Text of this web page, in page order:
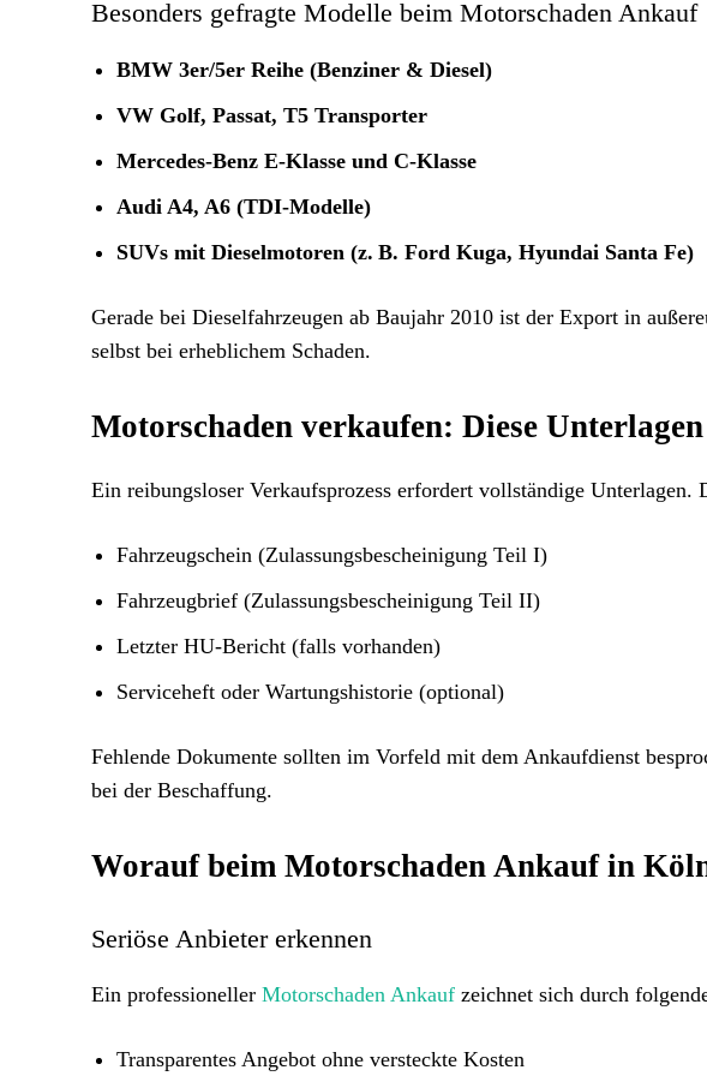
Besonders gefragte Modelle beim Motorschaden Ankauf
BMW 3er/5er Reihe (Benziner & Diesel)
VW Golf, Passat, T5 Transporter
Mercedes-Benz E-Klasse und C-Klasse
Audi A4, A6 (TDI-Modelle)
SUVs mit Dieselmotoren (z. B. Ford Kuga, Hyundai Santa Fe)
Gerade bei Dieselfahrzeugen ab Baujahr 2010 ist der Export in
selbst bei erheblichem Schaden.
Motorschaden verkaufen: Diese
Ein reibungsloser Verkaufsprozess erfordert vollständige Unterlagen.
Fahrzeugschein (Zulassungsbescheinigung Teil I)
Fahrzeugbrief (Zulassungsbescheinigung Teil II)
Letzter HU-Bericht (falls vorhanden)
Serviceheft oder Wartungshistorie (optional)
Fehlende Dokumente sollten im Vorfeld mit dem Ankaufdienst
bei der Beschaffung.
Worauf beim Motorschaden Ankauf in
Seriöse Anbieter erkennen
Ein professioneller Motorschaden Ankauf zeichnet sich durch
Transparentes Angebot ohne versteckte Kosten